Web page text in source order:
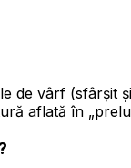
de vârf
aflată în